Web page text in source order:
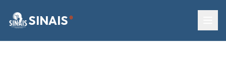
SINAIS ®